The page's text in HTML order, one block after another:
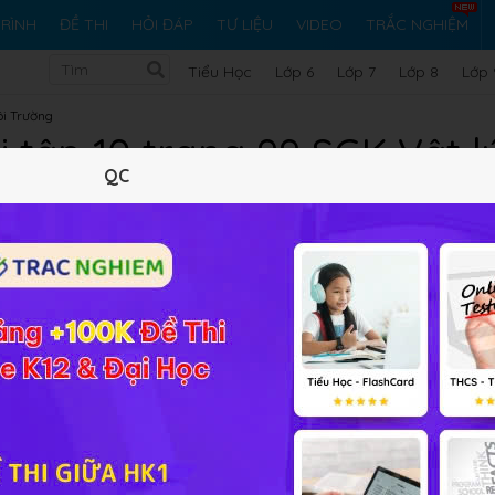
ĐỀ THI HỎI ĐÁP TƯ LIỆU VIDEO TRẮC NGHIỆM
Tiểu Học Lớp 6 Lớp 7 Lớp 8 Lớp
Trường
tập 10 trang 99 SGK Vật
10 trắc nghiệm
Lý thuyết 10Trắc nghiệm 22BT SGK 37FAQ
ngoàiS = 10mm2
S=10mm2 . Dòng bão hoà Ibh = 10mA
Ibh=10mA . Tính số
trong một giây?
Vật lý 11 Bài 16
QC